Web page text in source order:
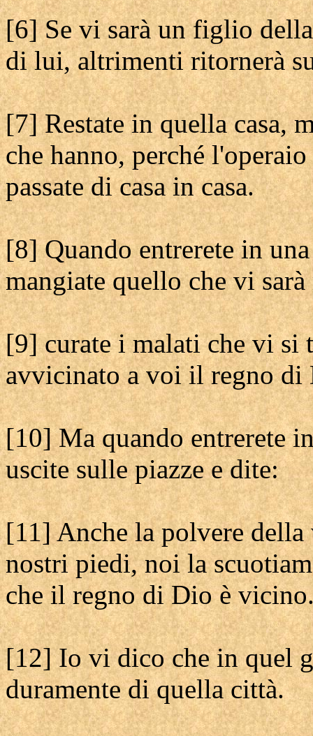
[6] Se vi sarà un figlio della
di lui, altrimenti ritornerà
[7] Restate in quella casa,
che hanno, perché
passate di casa in casa.
[8] Quando entrerete in
mangiate quello che vi
[9] curate i malati che vi si
avvicinato a voi il regno di
[10] Ma quando entrerete
uscite sulle piazze e dite:
[11] Anche la polvere della
nostri piedi, noi la
che il regno di Dio è
[12] Io vi dico che in quel
duramente di quella città.